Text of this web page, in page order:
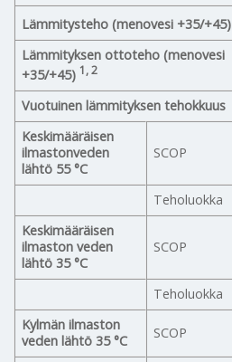
Lämmitysteho (menovesi +35/+45)
Lämmityksen ottoteho (menovesi
+35/+45) 1, 2
Vuotuinen lämmityksen tehokkuus
Keskimääräisen
ilmastonveden
lähtö 55 °C
SCOP
Teholuokka
Keskimääräisen
ilmaston veden
lähtö 35 °C
SCOP
Teholuokka
Kylmän ilmaston
veden lähtö 35 °C
SCOP